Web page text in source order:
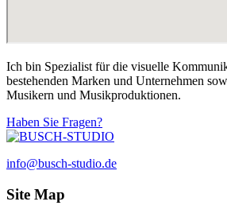
Ich bin Spezialist für die visuelle
bestehenden Marken und Unternehmen
Musikern und Musikproduktionen.
Haben Sie Fragen?
info@busch-studio.de
Site Map